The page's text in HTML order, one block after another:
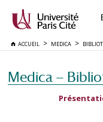
ACCUEIL MEDICA
Medica —